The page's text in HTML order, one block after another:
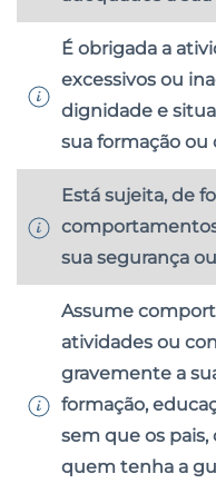
É obrigada a
excessivos ou
dignidade e
sua formação
Está sujeita, de
sua segurança
Assume
atividades ou
gravemente a
formação,
sem que os
quem tenha a